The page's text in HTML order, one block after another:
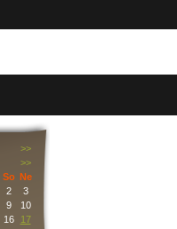
>>
>>
So Ne
2
3
9
10
16
17